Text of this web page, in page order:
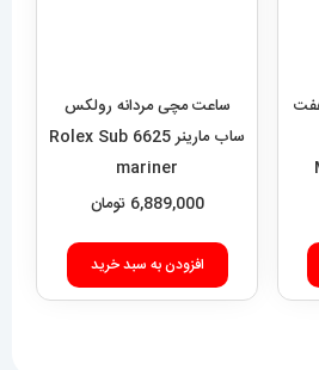
ساعت مچی مردانه رولکس
ساب مارینر 6625 Rolex Sub
mariner
6,889,000 تومان
افزودن به سبد خرید